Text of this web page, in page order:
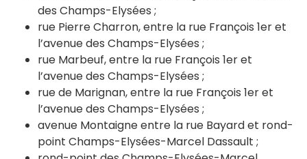
des Champs-Elysées ;
rue Pierre Charron, entre la rue François 1er et
l’avenue des Champs-Elysées ;
rue Marbeuf, entre la rue François 1er et
l’avenue des Champs-Elysées ;
rue de Marignan, entre la rue François 1er et
l’avenue des Champs-Elysées ;
avenue Montaigne entre la rue Bayard et rond-
point Champs-Elysées-Marcel Dassault ;